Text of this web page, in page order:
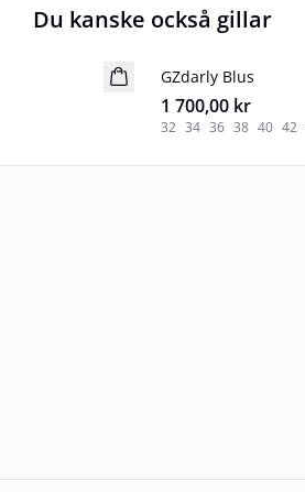
Du kanske också gillar
Nyhet
GZdarly Blus
1 700,00 kr
32 34 36 38 40 42